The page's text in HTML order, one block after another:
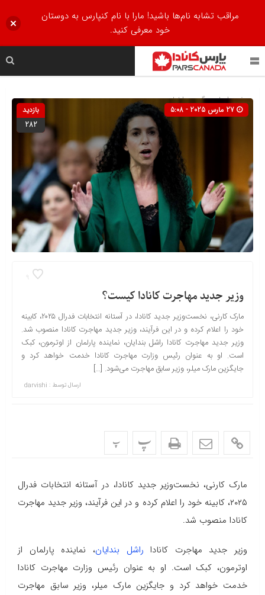
صفحه اصلی» گروه »اخبار
بازدید
282
9
وزیر جدید مهاجرت کانادا کیست؟
مارک کارنی، نخست‌وزیر جدید کانادا، در آستانه انتخابات فدرال ۲۰۲۵، کابینه
خود را اعلام کرده و در این فرآیند، وزیر جدید مهاجرت کانادا منصوب شد.
وزیر جدید مهاجرت کانادا راشل بندایان، نماینده پارلمان از اوترمون، کبک
است. او به عنوان رئیس وزارت مهاجرت کانادا خدمت خواهد کرد و
جایگزین مارک میلر، وزیر سابق مهاجرت می‌شود. […]
ارسال توسط : darvishi
پ پ
مارک کارنی، نخست‌وزیر جدید کانادا، در آستانه انتخابات فدرال
۲۰۲۵، کابینه خود را اعلام کرده و در این فرآیند، وزیر جدید مهاجرت
کانادا منصوب شد.
وزیر جدید مهاجرت کانادا راشل بندایان، نماینده پارلمان از
اوترمون، کبک است. او به عنوان رئیس وزارت مهاجرت کانادا
خدمت خواهد کرد و جایگزین مارک میلر، وزیر سابق مهاجرت
مراقب تشابه نام‌ها باشید! مارا با نام کنپارس به دوستان
خود معرفی کنید.